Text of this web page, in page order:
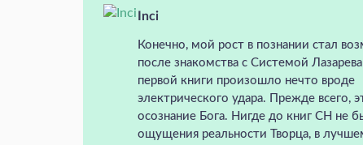
Inci
Конечно, мой рост в познании стал
после знакомства с Системой
первой книги произошло нечто вроде
электрического удара. Прежде всего,
осознание Бога. Нигде до книг СН не
ощущения реальности Творца, в